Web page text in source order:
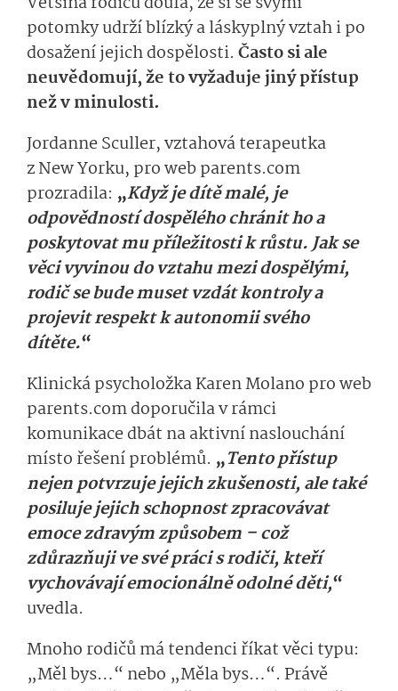
potomky udrží blízký a láskyplný vztah i po
dosažení jejich dospělosti. Často si ale
neuvědomují, že to vyžaduje jiný přístup
než v minulosti.
Jordanne Sculler, vztahová terapeutka
z New Yorku, pro web parents.com
prozradila: „Když je dítě malé, je
odpovědností dospělého chránit ho a
poskytovat mu příležitosti k růstu. Jak se
věci vyvinou do vztahu mezi dospělými,
rodič se bude muset vzdát kontroly a
projevit respekt k autonomii svého
dítěte.“
Klinická psycholožka Karen Molano pro web
parents.com doporučila v rámci
komunikace dbát na aktivní naslouchání
místo řešení problémů. „Tento přístup
nejen potvrzuje jejich zkušenosti, ale také
posiluje jejich schopnost zpracovávat
emoce zdravým způsobem – což
zdůrazňuji ve své práci s rodiči, kteří
vychovávají emocionálně odolné děti,“
uvedla.
Mnoho rodičů má tendenci říkat věci typu:
„Měl bys…“ nebo „Měla bys…“. Právě